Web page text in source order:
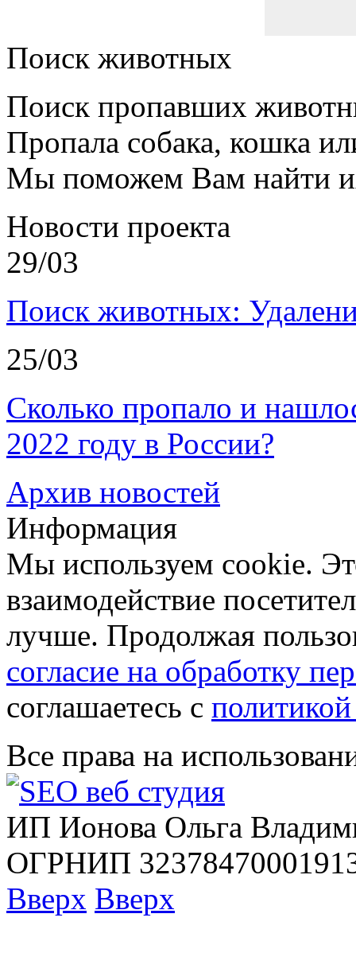
Поиск животных
Поиск пропавших
Пропала собака, кошка
Мы поможем Вам найти
Новости проекта
29/03
Поиск животных:
25/03
Сколько пропало и
2022 году в России?
Архив новостей
Информация
Мы используем cookie.
взаимодействие
лучше. Продолжая
согласие на обработку
соглашаетесь с
Все права на
ИП Ионова Ольга
ОГРНИП
Вверх Вверх